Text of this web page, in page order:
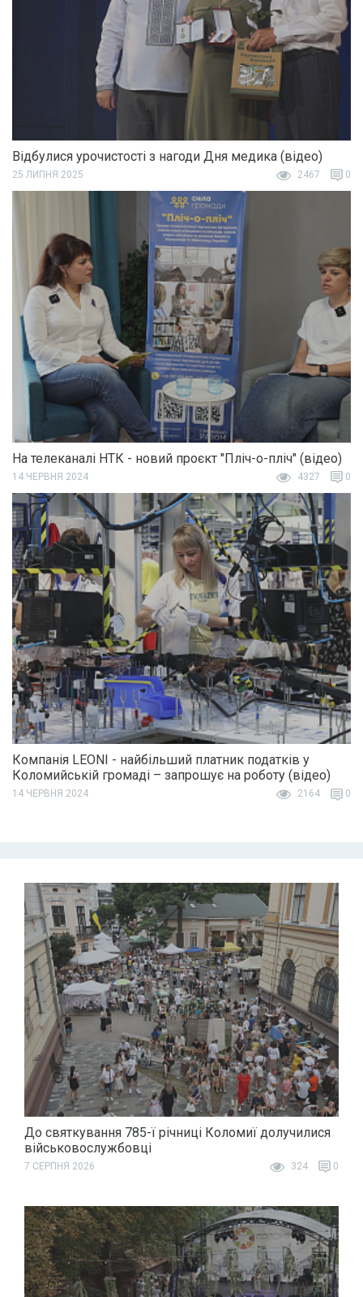
Відбулися урочистості з нагоди Дня медика (відео)
25 ЛИПНЯ 2025 2467 0
На телеканалі НТК - новий проєкт "Пліч-о-пліч" (відео)
14 ЧЕРВНЯ 2024 4327 0
Компанія LEONI - найбільший платник податків у
Коломийській громаді – запрошує на роботу (відео)
14 ЧЕРВНЯ 2024 2164 0
До святкування 785-ї річниці Коломиї долучилися
військовослужбовці
7 СЕРПНЯ 2026 324 0